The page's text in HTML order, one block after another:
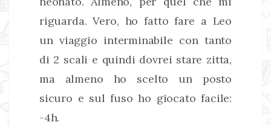
riguarda. Vero, ho fatto fare a Leo
un viaggio interminabile con tanto
di 2 scali e quindi dovrei stare zitta,
ma almeno ho scelto un posto
sicuro e sul fuso ho giocato facile:
-4h.